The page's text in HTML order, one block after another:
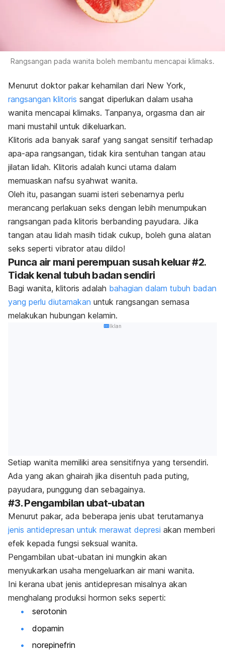
Rangsangan pada wanita boleh membantu mencapai klimaks.
Menurut doktor pakar kehamilan dari New York,
rangsangan klitoris sangat diperlukan dalam usaha
wanita mencapai klimaks. Tanpanya, orgasma dan air
mani mustahil untuk dikeluarkan.
Klitoris ada banyak saraf yang sangat sensitif terhadap
apa-apa rangsangan, tidak kira sentuhan tangan atau
jilatan lidah. Klitoris adalah kunci utama dalam
memuaskan nafsu syahwat wanita.
Oleh itu, pasangan suami isteri sebenarnya perlu
merancang perlakuan seks dengan lebih menumpukan
rangsangan pada klitoris berbanding payudara. Jika
tangan atau lidah masih tidak cukup, boleh guna alatan
seks seperti vibrator atau dildo!
Punca air mani perempuan susah keluar #2.
Tidak kenal tubuh badan sendiri
Bagi wanita, klitoris adalah bahagian dalam tubuh badan
yang perlu diutamakan untuk rangsangan semasa
melakukan hubungan kelamin.
Iklan
Setiap wanita memiliki area sensitifnya yang tersendiri.
Ada yang akan ghairah jika disentuh pada puting,
payudara, punggung dan sebagainya.
#3. Pengambilan ubat-ubatan
Menurut pakar, ada beberapa jenis ubat terutamanya
jenis antidepresan untuk merawat depresi akan memberi
efek kepada fungsi seksual wanita.
Pengambilan ubat-ubatan ini mungkin akan
menyukarkan usaha mengeluarkan air mani wanita.
Ini kerana ubat jenis antidepresan misalnya akan
menghalang produksi hormon seks seperti:
serotonin
dopamin
norepinefrin